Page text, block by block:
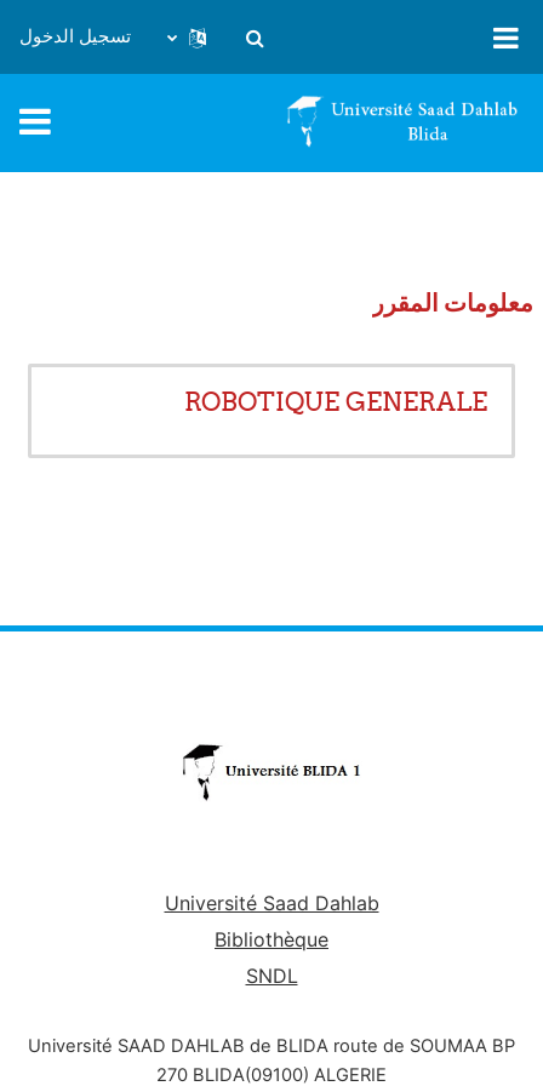
تبديل إدخال البحث
تسجيل الدخول
معلومات المقرر
ROBOTIQUE GENERALE
Université Saad Dahlab
Bibliothèque
SNDL
Université SAAD DAHLAB de BLIDA route de SOUMAA BP
270 BLIDA(09100) ALGERIE